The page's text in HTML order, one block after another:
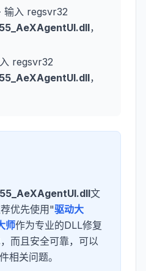
入 regsvr32
，
regsvr32
，
文
优先使用"驱动大
师作为专业的DLL修复
而且安全可靠，可以
相关问题。